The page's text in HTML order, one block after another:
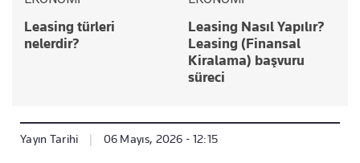
Leasing türleri
nelerdir?
Leasing Nasıl Yapılır?
Leasing (Finansal
Kiralama) başvuru
süreci
Yayın Tarihi 06 Mayıs, 2026 - 12:15